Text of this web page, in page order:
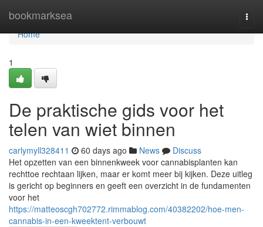
bookmarksea
Home
Home
1
De praktische gids voor het
telen van wiet binnen
carlymyll328411 60 days ago News
Discuss
Het opzetten van een binnenkweek voor cannabisplanten kan
rechttoe rechtaan lijken, maar er komt meer bij kijken. Deze uitleg
is gericht op beginners en geeft een overzicht in de fundamenten
voor het
https://matteoscgh702772.rimmablog.com/40382202/hoe-men-
cannabis-in-een-kweektent-verbouwt